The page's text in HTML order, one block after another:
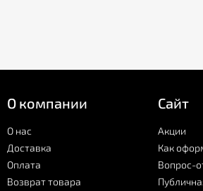
О компании
О нас
Доставка
Оплата
Возврат товара
Сайт
Акции
Как
Вопрос-